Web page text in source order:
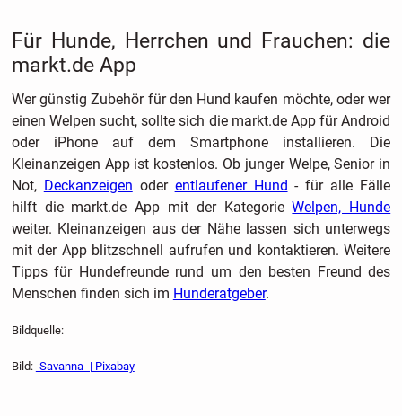
Für Hunde, Herrchen und Frauchen: die
markt.de App
Wer günstig Zubehör für den Hund kaufen möchte, oder wer
einen Welpen sucht, sollte sich die markt.de App für Android
oder iPhone auf dem Smartphone installieren. Die
Kleinanzeigen App ist kostenlos. Ob junger Welpe, Senior in
Not, Deckanzeigen oder entlaufener Hund - für alle Fälle
hilft die markt.de App mit der KategorieWelpen, Hunde
weiter. Kleinanzeigen aus der Nähe lassen sich unterwegs
mit der App blitzschnell aufrufen und kontaktieren. Weitere
Tipps für Hundefreunde rund um den besten Freund des
Menschen finden sich im Hunderatgeber.
Bildquelle:
Bild: -Savanna- | Pixabay